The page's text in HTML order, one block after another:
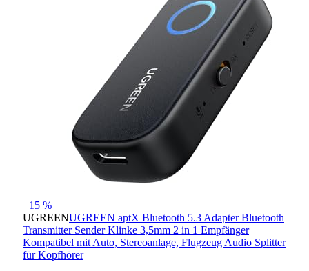
−15 %
UGREENUGREEN aptX Bluetooth 5.3 Adapter Bluetooth
Transmitter Sender Klinke 3,5mm 2 in 1 Empfänger
Kompatibel mit Auto, Stereoanlage, Flugzeug Audio Splitter
für Kopfhörer